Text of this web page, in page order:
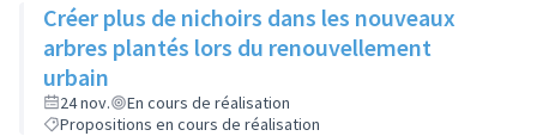
Créer plus de nichoirs dans les nouveaux
arbres plantés lors du renouvellement
urbain
24 nov.
En cours de réalisation
Propositions en cours de réalisation